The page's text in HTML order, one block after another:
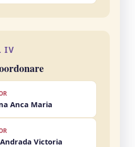
IV
Anca Maria
Victoria